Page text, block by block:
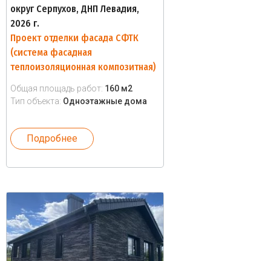
округ Серпухов, ДНП Левадия,
2026 г.
Проект отделки фасада СФТК
(система фасадная
теплоизоляционная композитная)
Общая площадь работ: 160 м2
Тип объекта: Одноэтажные дома
Подробнее